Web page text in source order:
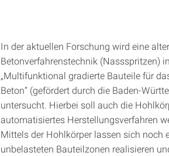
In der aktuellen Forschung wird eine
Betonverfahrenstechnik (Nassspritzen)
„Multifunktional gradierte Bauteile für
Beton“ (gefördert durch die Baden-
untersucht. Hierbei soll auch die
automatisiertes Herstellungsverfahren
Mittels der Hohlkörper lassen sich noch
unbelasteten Bauteilzonen realisieren